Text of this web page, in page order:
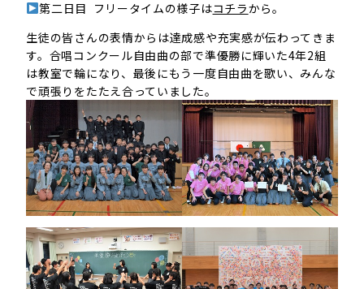
第二日目 フリータイムの様子はコチラから。
生徒の皆さんの表情からは達成感や充実感が伝わってきま
す。合唱コンクール自由曲の部で準優勝に輝いた4年2組
は教室で輪になり、最後にもう一度自由曲を歌い、みんな
で頑張りをたたえ合っていました。